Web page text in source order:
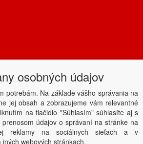
Powered byABRA
osobných údajov
potrebám. Na základe vášho správania na
jej obsah a zobrazujeme vám relevantné
na tlačidlo "Súhlasím" súhlasíte aj s
údajov o správaní na stránke na
reklamy na sociálnych sieťach a v
webových stránkach.